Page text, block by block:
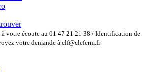
à votre écoute au 01 47 21 21 38 / Identification de
votre demande à clf@cleferm.fr